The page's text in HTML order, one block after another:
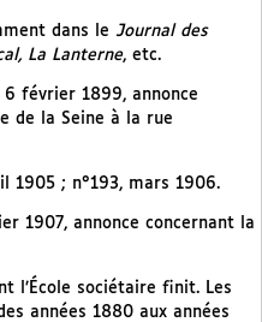
dans le Journal des
La Lanterne, etc.
6 février 1899, annonce
de la Seine à la rue
1905 ; n°193, mars 1906.
1907, annonce concernant la
l’École sociétaire finit. Les
années 1880 aux années